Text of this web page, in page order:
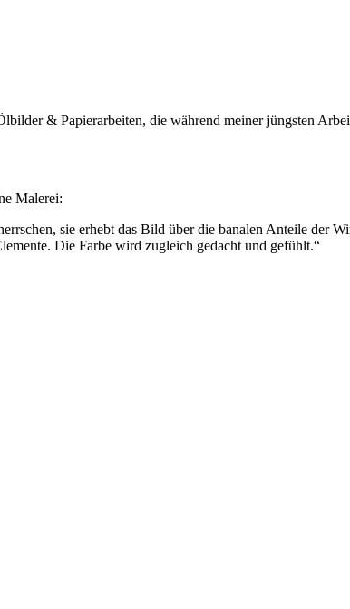
& Papierarbeiten, die während meiner jüngsten
Malerei:
sie erhebt das Bild über die banalen Anteile der
Die Farbe wird zugleich gedacht und gefühlt.“